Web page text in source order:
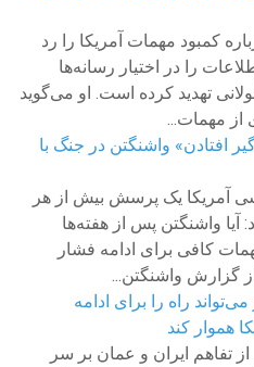
کمبود مهمات آمریکا را رد
را در اختیار رسانه‌ها
تهدید کرده است. او می‌گوید
مهمات...
افتادن» واشنگتن در جنگ با
آمریکا یک پرسش بیش از هر
واشنگتن پس از هفته‌ها
کافی برای ادامه فشار
گزارش واشنگتن...
راه را برای ادامه
هموار کند
تفاهم ایران و عمان بر سر